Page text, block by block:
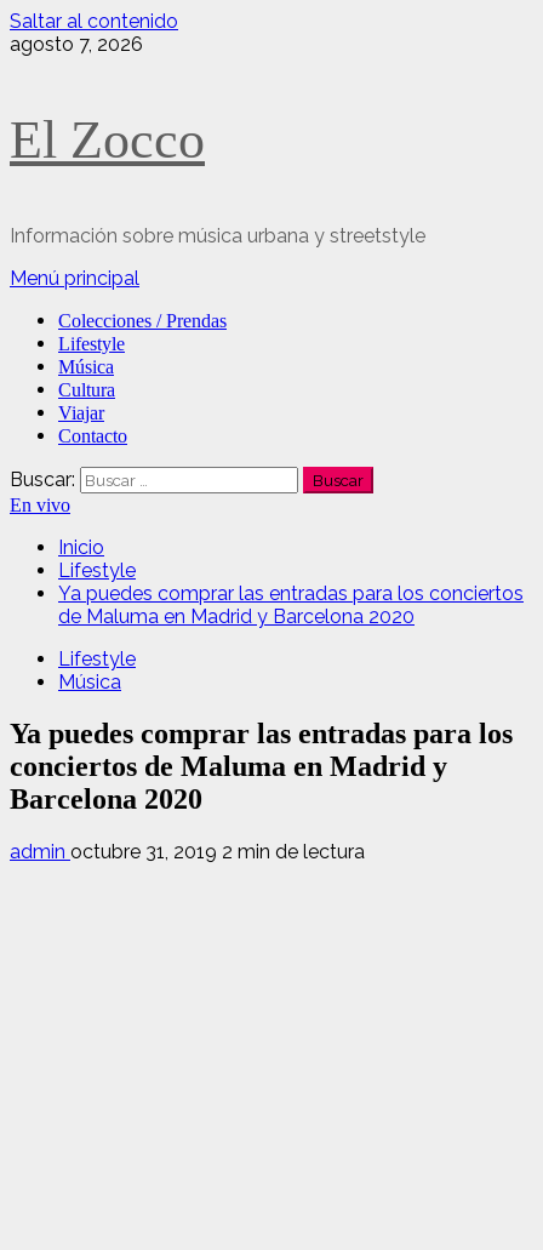
Saltar al contenido
agosto 7, 2026
El Zocco
Información sobre música urbana y streetstyle
Menú principal
Colecciones / Prendas
Lifestyle
Música
Cultura
Viajar
Contacto
Buscar:
En vivo
Inicio
Lifestyle
Ya puedes comprar las entradas para los conciertos
de Maluma en Madrid y Barcelona 2020
Lifestyle
Música
Ya puedes comprar las entradas para los
conciertos de Maluma en Madrid y
Barcelona 2020
admin octubre 31, 2019 2 min de lectura